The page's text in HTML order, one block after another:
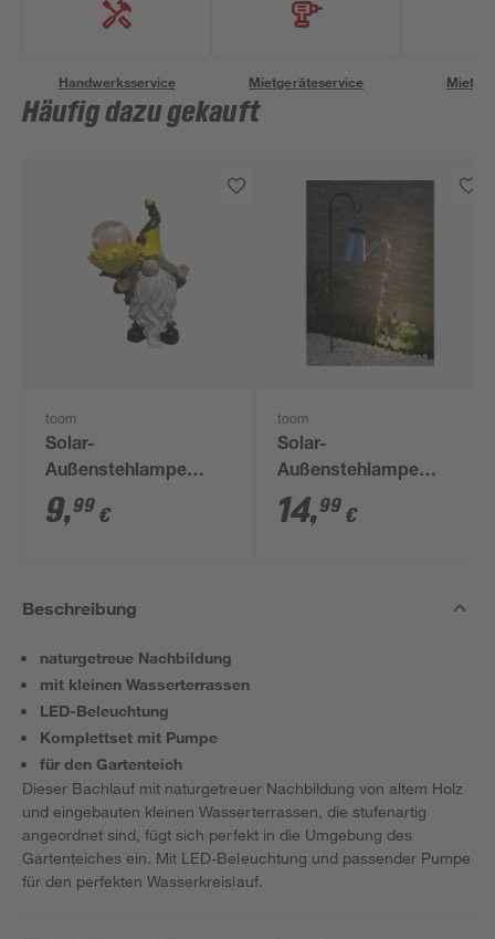
Handwerksservice Mietgeräteservice
Häufig dazu gekauft
toom
Solar-
Außenstehlampe
warmweiß IP 44 13
cm
9,99 €
toom
Solar-
Außenstehlampe
warmweiß IP 44 30 x
110 cm
14,99 €
Beschreibung
naturgetreue Nachbildung
mit kleinen Wasserterrassen
LED-Beleuchtung
Komplettset mit Pumpe
für den Gartenteich
Dieser Bachlauf mit naturgetreuer Nachbildung von altem Holz
und eingebauten kleinen Wasserterrassen, die stufenartig
angeordnet sind, fügt sich perfekt in die Umgebung des
Gartenteiches ein. Mit LED-Beleuchtung und passender Pumpe
für den perfekten Wasserkreislauf.